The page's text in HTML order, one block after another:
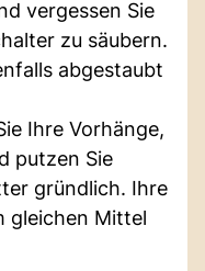
vergessen Sie
zu säubern.
abgestaubt
Ihre Vorhänge,
putzen Sie
gründlich. Ihre
gleichen Mittel